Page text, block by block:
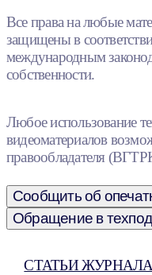
Все права на любые
защищены в
международным
собственности.
Любое использование
видеоматериалов
правообладателя
Сообщить об
Обращение в
СТАТЬИ